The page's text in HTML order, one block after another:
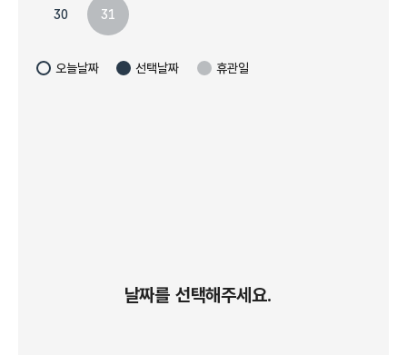
30 31
오늘날짜 선택날짜 휴관일
날짜를 선택해주세요.